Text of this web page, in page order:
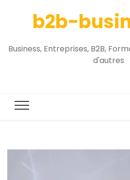
b2b-
Business, Entreprises, B2B,
d'autres